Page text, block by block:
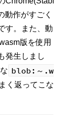
動作がすごく
す。また、動
版を使用
発生しまし
blob:～.w
く返ってこな